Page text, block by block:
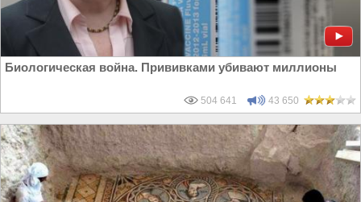
Биологическая война. Прививками убивают миллионы
504 641 43 650